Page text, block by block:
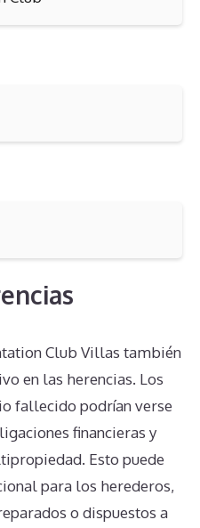
Club Villas también
en las herencias. Los
fallecido podrían verse
financieras y
Esto puede
para los herederos,
o dispuestos a